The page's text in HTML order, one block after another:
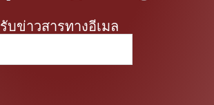
รับข่าวสารทางอีเมล